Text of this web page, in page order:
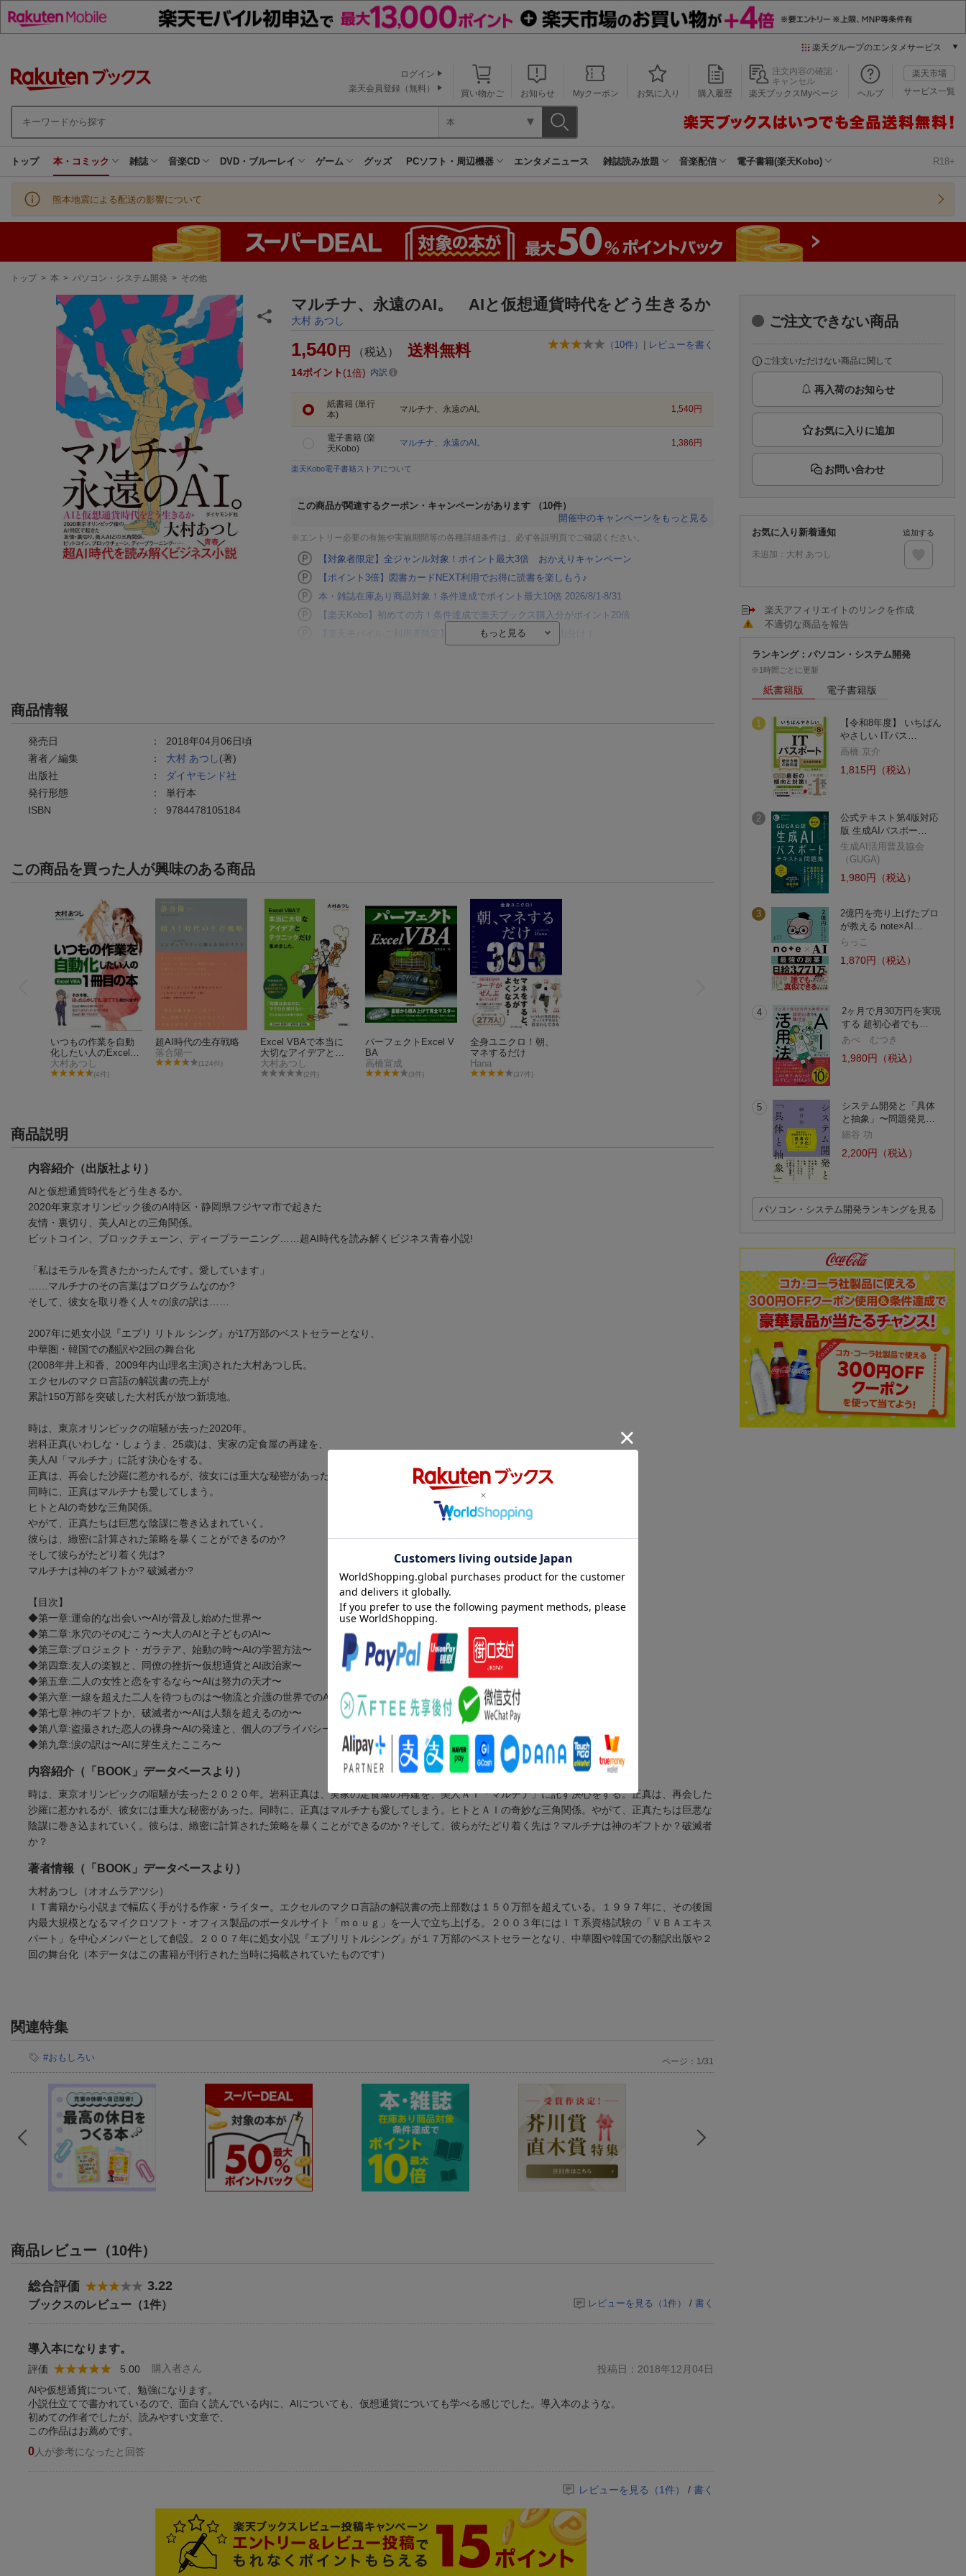
楽天グループのエンタメサービス
本/ゲーム/CD/DVD
楽天ブックス
楽天Kobo
楽天チケット
エンタメニュース
推し楽
買い物かご お知らせ Myクーポン お気に入り 購入履歴
注文内容の確認・
キャンセル
楽天ブックスMyページ
ヘルプ
楽天市場
サービス一覧
ログイン
楽天会員登録（無料）
本
トップ 本・コミック 雑誌 音楽CD DVD・ブルーレイ ゲーム グッズ PCソフト・周辺機器 エンタメニュース 雑誌読み放題 音楽配信 電子書籍(楽天Kobo) R18+
熊本地震による配送の影響について
現
トップ > 本 > パソコン・システム開発 > その他
マルチナ、永遠のAI。 AIと仮想通貨時代をどう生きるか
大村 あつし
（ 10件） | レビューを書く
1,540 円 （税込） 送料無料
14ポイント 1倍 内訳
紙書籍 (単行
本)
マルチナ、永遠のAI。 1,540円
電子書籍 (楽
天Kobo)
マルチナ、永遠のAI。 1,386 円
楽天Kobo電子書籍ストアについて
この商品が関連するクーポン・キャンペーンがあります
（10件）
開催中のキャンペーンをもっと見る
※エントリー必要の有無や実施期間等の各種詳細条件は、必ず各説明頁でご確認ください。
【対象者限定】全ジャンル対象！ポイント最大3倍 おかえりキャンペーン
【ポイント3倍】図書カードNEXT利用でお得に読書を楽しもう♪
本・雑誌在庫あり商品対象！条件達成でポイント最大10倍 2026/8/1-8/31
【楽天Kobo】初めての方！条件達成で楽天ブックス購入分がポイント20倍
【楽天モバイルご利用者限定】条件達成で100万ポイント山分け！
商品情報
発売日 ： 2018年04月06日頃
著者／編集
： 大村 あつし(著)
出版社
：
ダイヤモンド社
発行形態
： 単行本
ISBN
： 9784478105184
この商品を買った人が興味のある商品
いつもの作業を自動
化したい人のExcel
VBA1冊目の本
大村あつし
(4件)
超AI時代の生存戦略
落合陽一
(124件)
Excel VBAで本当に
大切なアイデアとテ
クニックだけ集めま
した。
大村あつし
(2件)
パーフェクトExcel V
BA
高橋宣成
(3件)
全身ユニクロ！朝、
マネするだけ
Hana
(37件)
いつもの作業を自動
化したい人のExcel
超AI時代の生存戦略
落合陽一
大切なアイデアとテ
BA
マネするだけ
商品説明
内容紹介（出版社より）
AIと仮想通貨時代をどう生きるか。
2020年東京オリンピック後のAI特区・静岡県フジヤマ市で起きた
友情・裏切り、美人AIとの三角関係。
ビットコイン、ブロックチェーン、ディープラーニング……超AI時代を読み解くビジネス青春小説!
「私はモラルを貫きたかったんです。愛しています」
……マルチナのその言葉はプログラムなのか?
そして、彼女を取り巻く人々の涙の訳は……
2007年に処女小説『エブリ リトル シング』が17万部のベストセラーとなり、
中華圏・韓国での翻訳や2回の舞台化
(2008年井上和香、2009年内山理名主演)された大村あつし氏。
エクセルのマクロ言語の解説書の売上が
累計150万部を突破した大村氏が放つ新境地。
時は、東京オリンピックの喧騒が去った2020年。
岩科正真(いわしな・しょうま、25歳)は、実家の定食屋の再建を、
美人AI「マルチナ」に託す決心をする。
正真は、再会した沙羅に惹かれるが、彼女には重大な秘密があった。
同時に、正真はマルチナも愛してしまう。
ヒトとAIの奇妙な三角関係。
やがて、正真たちは巨悪な陰謀に巻き込まれていく。
彼らは、緻密に計算された策略を暴くことができるのか?
そして彼らがたどり着く先は?
マルチナは神のギフトか? 破滅者か?
【目次】
◆第一章:運命的な出会い〜AIが普及し始めた世界〜
◆第二章:氷穴のそのむこう〜大人のAIと子どものAI〜
◆第三章:プロジェクト・ガラテア、始動の時〜AIの学習方法〜
◆第四章:友人の楽観と、同僚の挫折〜仮想通貨とAI政治家〜
◆第五章:二人の女性と恋をするなら〜AIは努力の天才〜
◆第六章:一線を超えた二人を待つものは〜物流と介護の世界でのAI〜
◆第七章:神のギフトか、破滅者か〜AIは人類を超えるのか〜
◆第八章:盗撮された恋人の裸身〜AIの発達と、個人のプライバシー〜
◆第九章:涙の訳は〜AIに芽生えたこころ〜
内容紹介（「BOOK」データベースより）
時は、東京オリンピックの喧騒が去った２０２０年。岩科正真は、実家の定食屋の再建を、美人ＡＩ「マルチナ」に託す決心をする。正真は、再会した
沙羅に惹かれるが、彼女には重大な秘密があった。同時に、正真はマルチナも愛してしまう。ヒトとＡＩの奇妙な三角関係。やがて、正真たちは巨悪な
陰謀に巻き込まれていく。彼らは、緻密に計算された策略を暴くことができるのか？そして、彼らがたどり着く先は？マルチナは神のギフトか？破滅者
か？
著者情報（「BOOK」データベースより）
大村あつし（オオムラアツシ）
ＩＴ書籍から小説まで幅広く手がける作家・ライター。エクセルのマクロ言語の解説書の売上部数は１５０万部を超えている。１９９７年に、その後国
内最大規模となるマイクロソフト・オフィス製品のポータルサイト「ｍｏｕｇ」を一人で立ち上げる。２００３年にはＩＴ系資格試験の「ＶＢＡエキス
パート」を中心メンバーとして創設。２００７年に処女小説『エブリリトルシング』が１７万部のベストセラーとなり、中華圏や韓国での翻訳出版や２
回の舞台化（本データはこの書籍が刊行された当時に掲載されていたものです）
関連特集
#おもしろい ページ：1/31
商品レビュー（10件）
総合評価 3.22
ブックスのレビュー（1件） レビューを見る（ 1 件） / 書く
導入本になります。
購入者さん
評価 5.00
投稿日：2018年12月04日
Alや仮想通貨について、勉強になります。
小説仕立てで書かれているので、面白く読んでいる内に、AIについても、仮想通貨についても学べる感じでした。導入本のような。
初めての作者でしたが、読みやすい文章で、
この作品はお薦めです。
0 人が参考になったと回答
レビューを見る（1件） / 書く
ご注文できない商品
ご注文いただけない商品に関して
再入荷のお知らせ
お問い合わせ
お気に入り新着通知
未追加： 大村 あつし
追加する
楽天アフィリエイトのリンクを作成
不適切な商品を報告
ランキング：パソコン・システム開発
※1時間ごとに更新
紙書籍版 電子書籍版
1
【令和8年度】 いちばん
やさしい ITパス…
高橋 京介
1,815円（税込）
2
公式テキスト第4版対応
版 生成AIパスポー…
生成AI活用普及協会
（GUGA)
1,980円（税込）
3
2億円を売り上げたプロ
が教える note×AI…
らっこ
1,870円（税込）
4
2ヶ月で月30万円を実現
する 超初心者でも…
あべ むつき
1,980円（税込）
5
システム開発と「具体
と抽象」〜問題発見…
細谷 功
2,200円（税込）
パソコン・システム開発ランキングを見る